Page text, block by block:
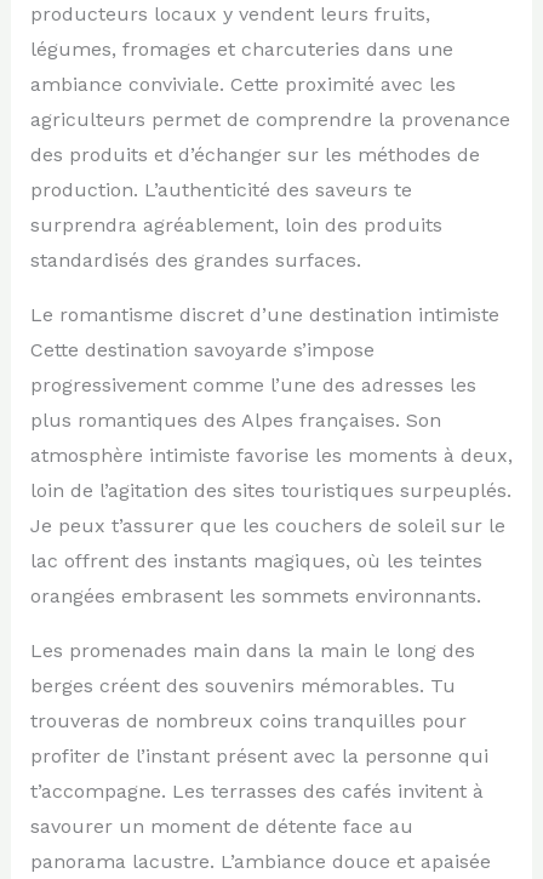
producteurs locaux y vendent leurs fruits,
légumes, fromages et charcuteries dans une
ambiance conviviale. Cette proximité avec les
agriculteurs permet de comprendre la provenance
des produits et d’échanger sur les méthodes de
production. L’authenticité des saveurs te
surprendra agréablement, loin des produits
standardisés des grandes surfaces.
Le romantisme discret d’une destination intimiste
Cette destination savoyarde s’impose
progressivement comme l’une des adresses les
plus romantiques des Alpes françaises. Son
atmosphère intimiste favorise les moments à deux,
loin de l’agitation des sites touristiques surpeuplés.
Je peux t’assurer que les couchers de soleil sur le
lac offrent des instants magiques, où les teintes
orangées embrasent les sommets environnants.
Les promenades main dans la main le long des
berges créent des souvenirs mémorables. Tu
trouveras de nombreux coins tranquilles pour
profiter de l’instant présent avec la personne qui
t’accompagne. Les terrasses des cafés invitent à
savourer un moment de détente face au
panorama lacustre. L’ambiance douce et apaisée